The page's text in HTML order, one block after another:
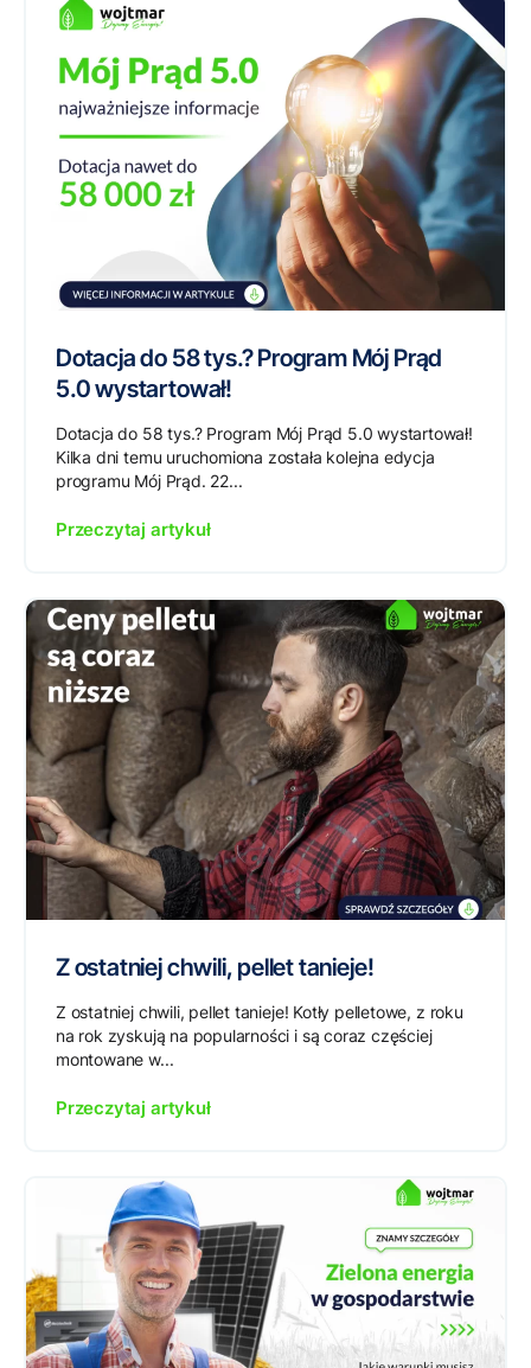
Dotacja do 58 tys.? Program Mój Prąd
5.0 wystartował!
Dotacja do 58 tys.? Program Mój Prąd 5.0 wystartował!
Kilka dni temu uruchomiona została kolejna edycja
programu Mój Prąd. 22...
Przeczytaj artykuł
Z ostatniej chwili, pellet tanieje!
Z ostatniej chwili, pellet tanieje! Kotły pelletowe, z roku
na rok zyskują na popularności i są coraz częściej
montowane w...
Przeczytaj artykuł